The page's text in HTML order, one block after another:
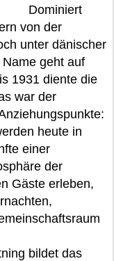
Dominiert
von der
unter dänischer
geht auf
1931 diente die
war der
heute in
einer
der
Gäste erleben,
bildet das